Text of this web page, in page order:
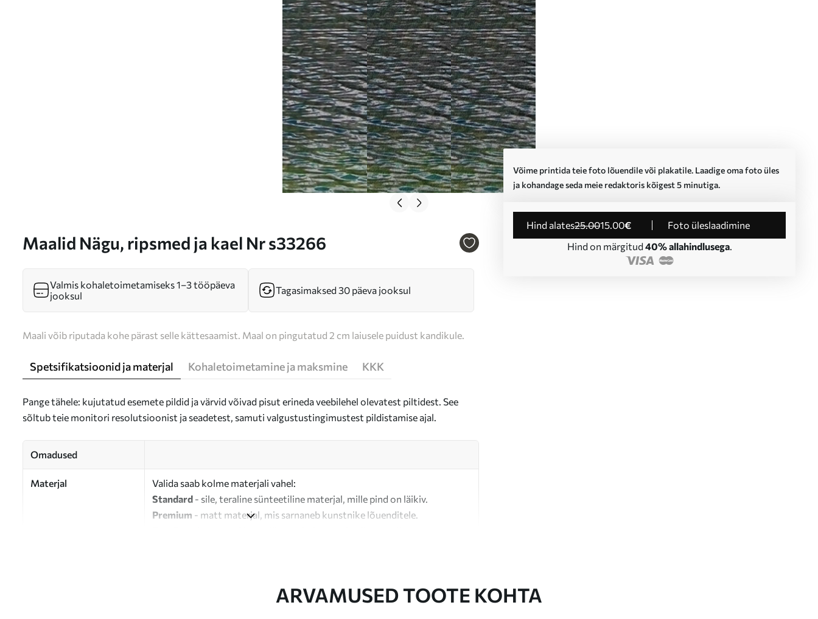
Maalid Nägu, ripsmed ja kael Nr s33266
Võime printida teie foto lõuendile või plakatile. Laadige oma foto üles
ja kohandage seda meie redaktoris kõigest 5 minutiga.
Hind alates25.0015.00€
Foto üleslaadimine
Hind on märgitud 40% allahindlusega.
Valmis kohaletoimetamiseks 1–3 tööpäeva
jooksul
Tagasimaksed 30 päeva jooksul
Maali võib riputada kohe pärast selle kättesaamist. Maal on pingutatud 2 cm laiusele puidust kandikule.
Spetsifikatsioonid ja materjal Kohaletoimetamine ja maksmine KKK
Pange tähele: kujutatud esemete pildid ja värvid võivad pisut erineda veebilehel olevatest piltidest. See
sõltub teie monitori resolutsioonist ja seadetest, samuti valgustustingimustest pildistamise ajal.
Omadused
Materjal
Valida saab kolme materjali vahel:
Standard - sile, teraline sünteetiline materjal, mille pind on läikiv.
Premium - matt materjal, mis sarnaneb kunstnike lõuenditele.
ARVAMUSED TOOTE KOHTA